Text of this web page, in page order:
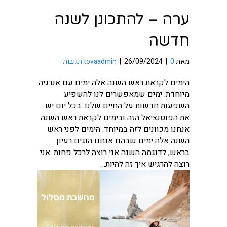
ערה – להתכונן לשנה
חדשה
מאת tovaadmin | 26/09/2024 | 0 תגובות
הימים לקראת ראש השנה אלה ימים עם אנרגיה
מיוחדת. ימים שמאפשרים לנו להשפיע
השפעות חדשות על החיים שלנו. בכל יום יש
את הפוטנציאל הזה ובימים לקראת ראש השנה
אנחנו מכוונים לזה במיוחד. הימים לפני ראש
השנה אלה ימים שבהם אנחנו הוגים רעיון
בראש, לדוגמה השנה אני רוצה לרכל פחות. אני
רוצה להרגיש איך זה להיות…